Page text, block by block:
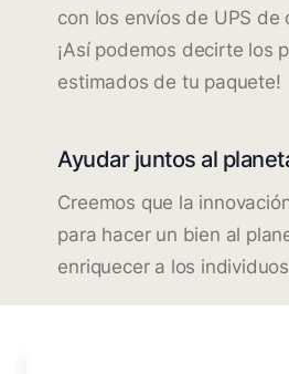
con los envíos de UPS de
¡Así podemos decirte los
estimados de tu paquete!
Ayudar juntos al
Creemos que la
para hacer un bien al
enriquecer a los